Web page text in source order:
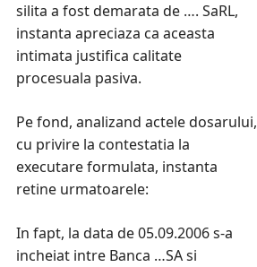
silita a fost demarata de …. SaRL,
instanta apreciaza ca aceasta
intimata justifica calitate
procesuala pasiva.
Pe fond, analizand actele dosarului,
cu privire la contestatia la
executare formulata, instanta
retine urmatoarele:
In fapt, la data de 05.09.2006 s-a
incheiat intre Banca …SA si